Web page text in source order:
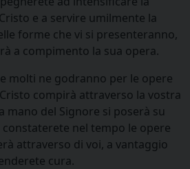
e a servire umilmente la
forme che vi si presenteranno,
a compimento la sua opera.
molti ne godranno per le opere
compirà attraverso la vostra
mano del Signore si poserà su
constaterete nel tempo le opere
attraverso di voi, a vantaggio
cura.